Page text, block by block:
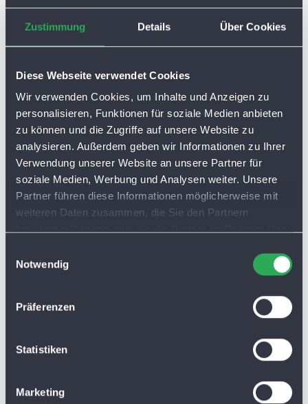
Zustimmung Details Über Cookies
Diese Webseite verwendet Cookies
Wir verwenden Cookies, um Inhalte und Anzeigen zu
personalisieren, Funktionen für soziale Medien anbieten
zu können und die Zugriffe auf unsere Website zu
analysieren. Außerdem geben wir Informationen zu Ihrer
Verwendung unserer Website an unsere Partner für
soziale Medien, Werbung und Analysen weiter. Unsere
Partner führen diese Informationen möglicherweise mit
weiteren Daten zusammen, die Sie den Partnern
Cookies automatisch zu, wenn Sie unsere Webseite
Notwendig
Präferenzen
Statistiken
Marketing